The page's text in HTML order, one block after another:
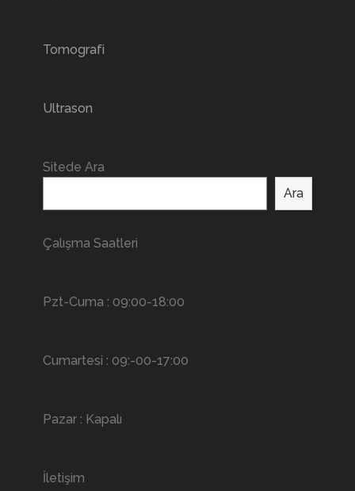
Tomografi
Ultrason
Sitede Ara
Ara
Çalışma Saatleri
Pzt-Cuma : 09:00-18:00
Cumartesi : 09:-00-17:00
Pazar : Kapalı
İletişim